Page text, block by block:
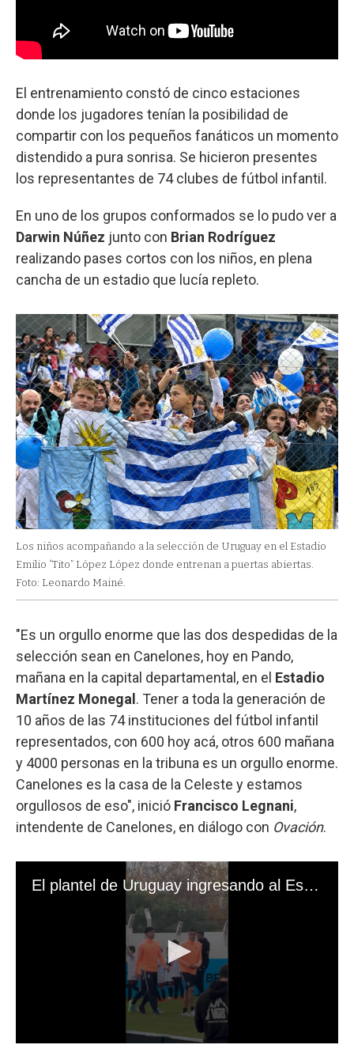
El entrenamiento constó de cinco estaciones
donde los jugadores tenían la posibilidad de
compartir con los pequeños fanáticos un momento
distendido a pura sonrisa. Se hicieron presentes
los representantes de 74 clubes de fútbol infantil.
En uno de los grupos conformados se lo pudo ver a
Darwin Núñez junto con Brian Rodríguez
realizando pases cortos con los niños, en plena
cancha de un estadio que lucía repleto.
Los niños acompañando a la selección de Uruguay en el Estadio
Emilio “Tito” López López donde entrenan a puertas abiertas.
Foto: Leonardo Mainé.
"Es un orgullo enorme que las dos despedidas de la
selección sean en Canelones, hoy en Pando,
mañana en la capital departamental, en el Estadio
Martínez Monegal . Tener a toda la generación de
10 años de las 74 instituciones del fútbol infantil
representados, con 600 hoy acá, otros 600 mañana
y 4000 personas en la tribuna es un orgullo enorme.
Canelones es la casa de la Celeste y estamos
orgullosos de eso", inició Francisco Legnani,
intendente de Canelones, en diálogo con Ovación.